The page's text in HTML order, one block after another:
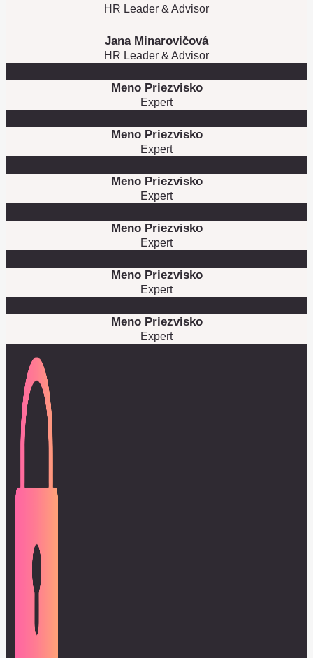
HR Leader & Advisor
Jana Minarovičová
HR Leader & Advisor
Meno Priezvisko
Expert
Meno Priezvisko
Expert
Meno Priezvisko
Expert
Meno Priezvisko
Expert
Meno Priezvisko
Expert
Meno Priezvisko
Expert